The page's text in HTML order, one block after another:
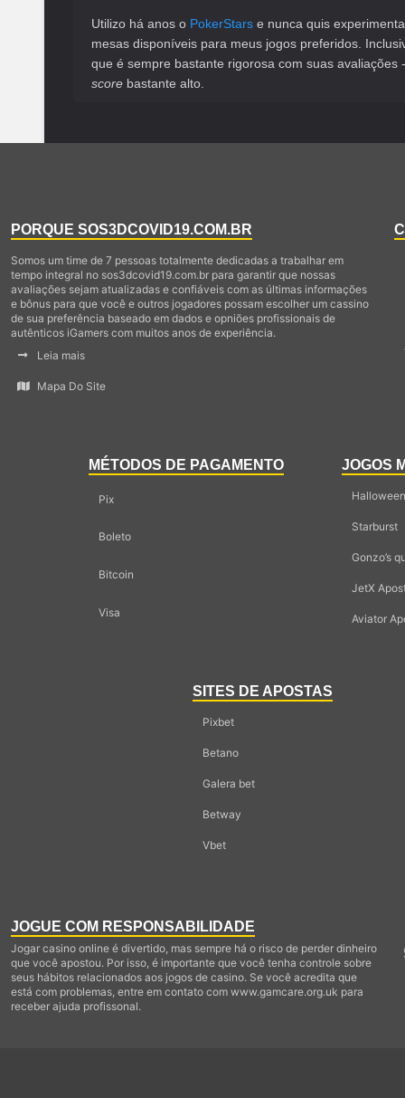
Utilizo há anos o PokerStars e nunca quis
mesas disponíveis para meus jogos preferidos.
que é sempre bastante rigorosa com suas avaliações
score bastante alto.
PORQUE SOS3DCOVID19.COM.BR
Somos um time de 7 pessoas totalmente dedicadas a trabalhar em
tempo integral no sos3dcovid19.com.br para garantir que nossas
avaliações sejam atualizadas e confiáveis com as últimas informações
e bônus para que você e outros jogadores possam escolher um cassino
de sua preferência baseado em dados e opniões profissionais de
autênticos iGamers com muitos anos de experiência.
Leia mais
Mapa Do Site
MÉTODOS DE PAGAMENTO
Pix
Boleto
Bitcoin
Visa
JOGOS
Starburst
Gonzo’s
JetX
Aviator
SITES DE APOSTAS
Pixbet
Betano
Galera bet
Betway
Vbet
JOGUE COM RESPONSABILIDADE
Jogar casino online é divertido, mas sempre há o risco de perder dinheiro
que você apostou. Por isso, é importante que você tenha controle sobre
seus hábitos relacionados aos jogos de casino. Se você acredita que
está com problemas, entre em contato com www.gamcare.org.uk para
receber ajuda profissonal.